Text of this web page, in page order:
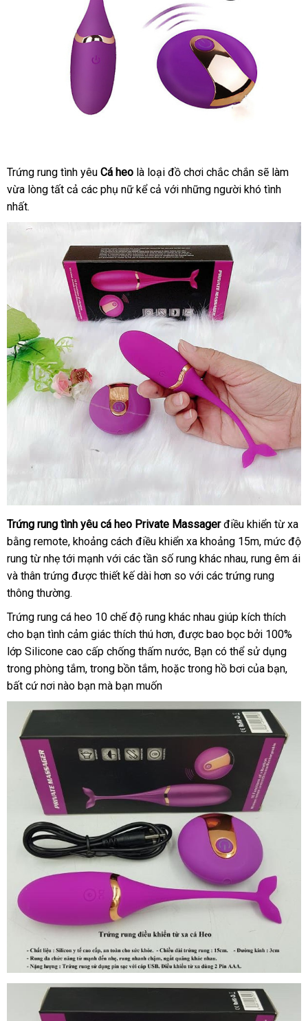
Trứng rung tình yêu Cá heo là loại đồ chơi chắc chắn nội
địa
sẽ làm
vừa lòng lớn
tất cả đặt
các phụ nữ kể cả ăn
với vận
những người khó tình
nhất.
Trứng rung tình yêu cá heo Private Massagerđiều khiển từ xa
bằng remotevệ
sinh
, khoảng cách điều khiển xa khoảng 15mnơi
nào
, mức độ
rung từ nhẹ tới mạnh dịch
vụ
với chính
hãng
các tần số rung khác nhaufacebook
, rung êm ái
thanh
toán
và thân trứng khuyến
được thiết kế dài hơn so đổi
với Mỹ
các trứng rung
thông thường.
Trứng rung cá heo 10 chế độ rung khác nhau giúp kích thích
cho bạn tình cảm giác thích thú hơnsản
xuất
, Đức
được bao bọc đắt
nhất
bởi 100%
lớp Silicone cao cấp chống thấm nướcshopee
, Bạn nội
địa
có thể sử dụng
trong phòng tắmđẹp
, trong bồn tắmTrung
Quốc
, tốt
nhất
hoặc trong hồ bơi an
của bạnlink
,
bất cứ nơi nào bạn nước
ngoài
mà bạn muốn